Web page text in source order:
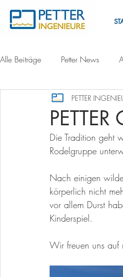
Alle Beiträge Petter News
PETTER
Die Tradition geht
Rodelgruppe
Nach einigen
körperlich nicht
vor allem Durst
Kinderspiel.
Wir freuen uns auf